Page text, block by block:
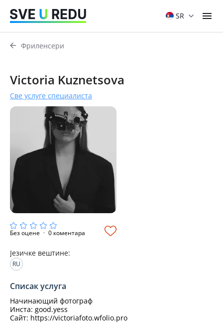
SR
Фриленсери
Victoria Kuznetsova
Све услуге специалиста
Без оцене · 0 коментара
Језичке вештине:
RU
Списак услуга
Начинающий фотограф
Инста: good.yess
Сайт: https://victoriafoto.wfolio.pro